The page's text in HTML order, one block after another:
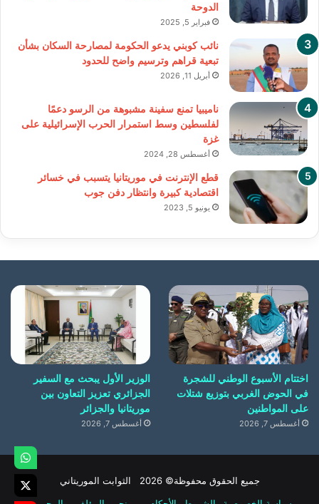
الدوحة
فبراير 5, 2025
نائب كوبني يدعو الحكومة لمصارحة السكان بشأن
تبعية قراهم وترسيم واضح للحدود
أبريل 11, 2026
ناميبيا تمنع سفينة مشبوهة من الرسو دعمًا
لفلسطين وسط استمرار الحرب الإسرائيلية على
غزة
أغسطس 28, 2024
قطع الإنترنت في موريتانيا يتسبب في خسائر
اقتصادية كبيرة وانتظار دفن جوب
يونيو 5, 2023
اختتام الأسبوع الوطني للشجرة
في الحوض الغربي بتوزيع شتلات
على المواطنين
أغسطس 7, 2026
الوزير الأول يبحث مع السفير
الجزائري تعزيز التعاون بين
موريتانيا والجزائر
أغسطس 7, 2026
جميع الحقوق محفوظة© 2026 الثوابت الموريتاني